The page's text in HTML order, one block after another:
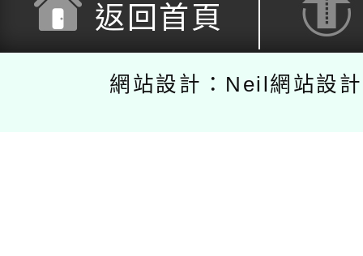
返回首頁
網站設計：Neil網站設